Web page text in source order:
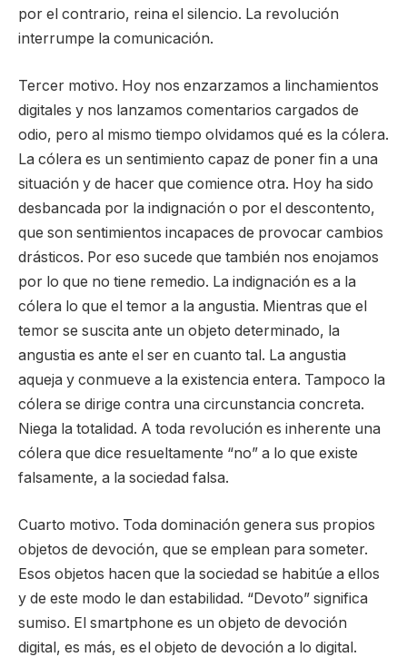
por el contrario, reina el silencio. La revolución
interrumpe la comunicación.
Tercer motivo. Hoy nos enzarzamos a linchamientos
digitales y nos lanzamos comentarios cargados de
odio, pero al mismo tiempo olvidamos qué es la cólera.
La cólera es un sentimiento capaz de poner fin a una
situación y de hacer que comience otra. Hoy ha sido
desbancada por la indignación o por el descontento,
que son sentimientos incapaces de provocar cambios
drásticos. Por eso sucede que también nos enojamos
por lo que no tiene remedio. La indignación es a la
cólera lo que el temor a la angustia. Mientras que el
temor se suscita ante un objeto determinado, la
angustia es ante el ser en cuanto tal. La angustia
aqueja y conmueve a la existencia entera. Tampoco la
cólera se dirige contra una circunstancia concreta.
Niega la totalidad. A toda revolución es inherente una
cólera que dice resueltamente “no” a lo que existe
falsamente, a la sociedad falsa.
Cuarto motivo. Toda dominación genera sus propios
objetos de devoción, que se emplean para someter.
Esos objetos hacen que la sociedad se habitúe a ellos
y de este modo le dan estabilidad. “Devoto” significa
sumiso. El smartphone es un objeto de devoción
digital, es más, es el objeto de devoción a lo digital.